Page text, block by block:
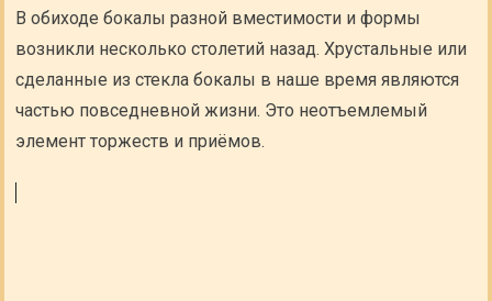
В обиходе бокалы разной вместимости и формы
возникли несколько столетий назад. Хрустальные или
сделанные из стекла бокалы в наше время являются
частью повседневной жизни. Это неотъемлемый
элемент торжеств и приёмов.